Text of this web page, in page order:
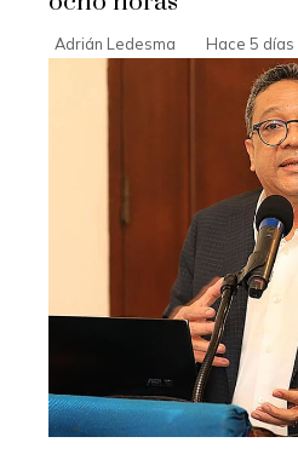
Adrián Ledesma Hace 5 días